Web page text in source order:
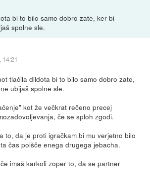
bi to bilo samo dobro zate, ker bi
spolne sle.
14:21
tlačila dildota bi to bilo samo dobro zate,
ubijaš spolne sle.
kot že večkrat rečeno precej
če se sploh zgodi.
to, da je proti igračkam bi mu verjetno bilo
čas poišče enega drugega jebacha.
imaš karkoli zoper to, da se partner